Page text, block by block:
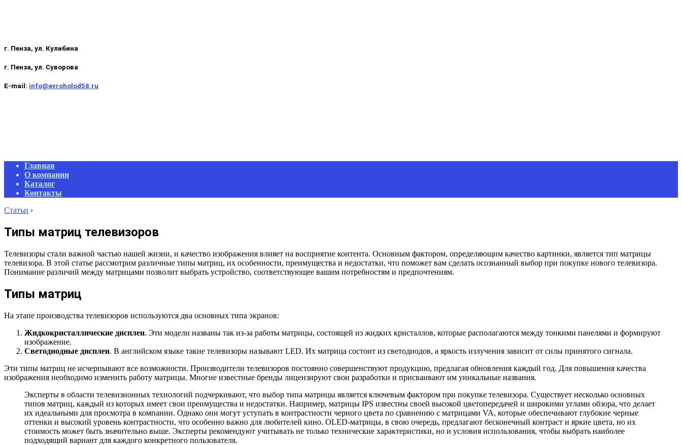
г. Пенза, ул. Кулибина
г. Пенза, ул. Суворова
E-mail: info@evroholod58.ru
Primary
Navigation
Menu
Главная
О компании
Каталог
Контакты
Статьи ›
Типы матриц телевизоров
Телевизоры стали важной частью нашей жизни, и качество изображения влияет на восприятие контента. Основным фактором, определяющим качество картинки, является тип матрицы
телевизора. В этой статье рассмотрим различные типы матриц, их особенности, преимущества и недостатки, что поможет вам сделать осознанный выбор при покупке нового телевизора.
Понимание различий между матрицами позволит выбрать устройство, соответствующее вашим потребностям и предпочтениям.
Типы матриц
На этапе производства телевизоров используются два основных типа экранов:
Жидкокристаллические дисплеи. Эти модели названы так из-за работы матрицы, состоящей из жидких кристаллов, которые располагаются между тонкими панелями и формируют
изображение.
Светодиодные дисплеи. В английском языке такие телевизоры называют LED. Их матрица состоит из светодиодов, а яркость излучения зависит от силы принятого сигнала.
Эти типы матриц не исчерпывают все возможности. Производители телевизоров постоянно совершенствуют продукцию, предлагая обновления каждый год. Для повышения качества
изображения необходимо изменить работу матрицы. Многие известные бренды лицензируют свои разработки и присваивают им уникальные названия.
Эксперты в области телевизионных технологий подчеркивают, что выбор типа матрицы является ключевым фактором при покупке телевизора. Существует несколько основных
типов матриц, каждый из которых имеет свои преимущества и недостатки. Например, матрицы IPS известны своей высокой цветопередачей и широкими углами обзора, что делает
их идеальными для просмотра в компании. Однако они могут уступать в контрастности черного цвета по сравнению с матрицами VA, которые обеспечивают глубокие черные
оттенки и высокий уровень контрастности, что особенно важно для любителей кино. OLED-матрицы, в свою очередь, предлагают бесконечный контраст и яркие цвета, но их
стоимость может быть значительно выше. Эксперты рекомендуют учитывать не только технические характеристики, но и условия использования, чтобы выбрать наиболее
подходящий вариант для каждого конкретного пользователя.